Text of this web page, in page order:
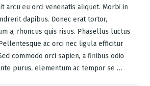
arcu eu orci venenatis aliquet. Morbi in
dapibus. Donec erat tortor,
a, rhoncus quis risus. Phasellus luctus
ac orci nec ligula efficitur
commodo orci sapien, a finibus odio
purus, elementum ac tempor se …